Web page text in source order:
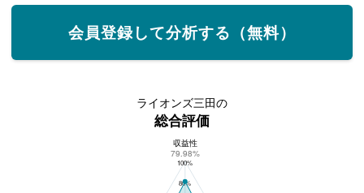
会員登録して分析する（無料）
ライオンズ三田の
総合評価
ライオンズ三田の総合評価
100%
80%
収益性
79.98%